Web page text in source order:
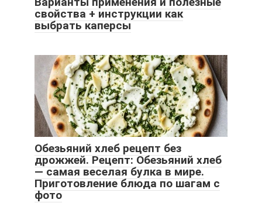
свойства + инструкции как
выбрать каперсы
Обезьяний хлеб рецепт без
дрожжей. Рецепт: Обезьяний хлеб
— самая веселая булка в мире.
Приготовление блюда по шагам с
фото